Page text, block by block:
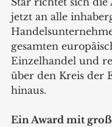
jetzt an alle
gesamten
Einzelhandel und
über den Kreis der
hinaus.
Ein Award mit